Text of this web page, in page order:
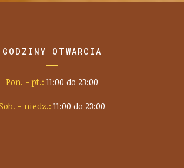
GODZINY OTWARCIA
Pon. - pt.: 11:00 do 23:00
Sob. - niedz.: 11:00 do 23:00